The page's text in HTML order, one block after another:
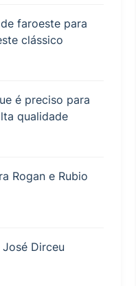
faroeste para
clássico
é preciso para
qualidade
Rogan e Rubio
Dirceu